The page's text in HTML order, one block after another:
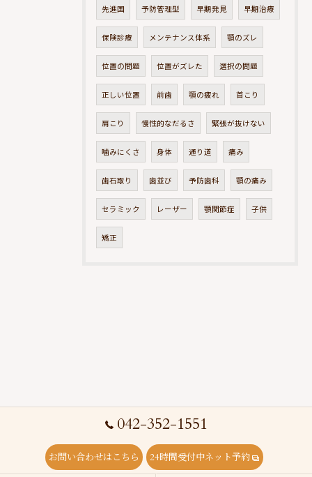
先進国 予防管理型 早期発見 早期治療
保険診療 メンテナンス体系 顎のズレ
位置の問題 位置がズレた 選択の問題
正しい位置 前歯 顎の疲れ 首こり
肩こり 慢性的なだるさ 緊張が抜けない
噛みにくさ 身体 通り道 痛み
歯石取り 歯並び 予防歯科 顎の痛み
セラミック レーザー 顎関節症 子供
矯正
042-352-1551
お問い合わせはこちら 24時間受付中ネット予約